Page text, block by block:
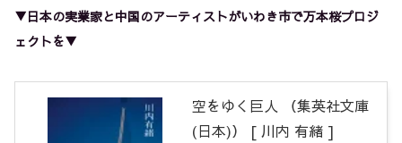
▼日本の実業家と中国のアーティストがいわき市で万本桜プロジ
ェクトを▼
空をゆく巨人 （集英社文庫
(日本)） [ 川内 有緒 ]